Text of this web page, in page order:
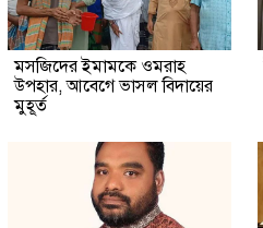
মসজিদের ইমামকে ওমরাহ
উপহার, আবেগে ভাসল বিদায়ের
মুহূর্ত